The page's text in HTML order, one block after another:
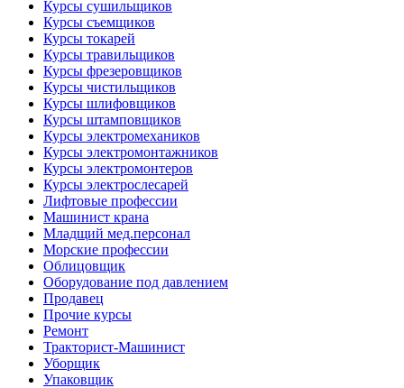
Курсы сушильщиков
Курсы съемщиков
Курсы токарей
Курсы травильщиков
Курсы фрезеровщиков
Курсы чистильщиков
Курсы шлифовщиков
Курсы штамповщиков
Курсы электромехаников
Курсы электромонтажников
Курсы электромонтеров
Курсы электрослесарей
Лифтовые профессии
Машинист крана
Младщий мед.персонал
Морские профессии
Облицовщик
Оборудование под давлением
Продавец
Прочие курсы
Ремонт
Тракторист-Машинист
Уборщик
Упаковщик